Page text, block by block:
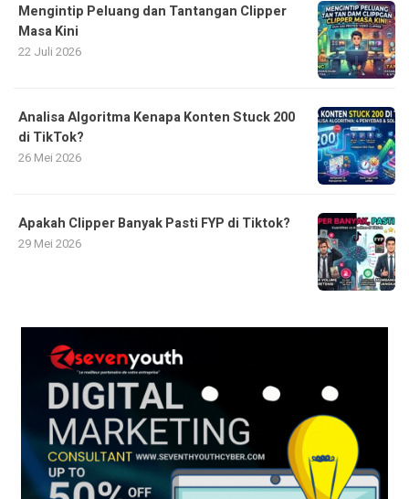
Mengintip Peluang dan Tantangan Clipper
Masa Kini
22 Juli 2026
Analisa Algoritma Kenapa Konten Stuck 200
di TikTok?
26 Mei 2026
Apakah Clipper Banyak Pasti FYP di Tiktok?
29 Mei 2026